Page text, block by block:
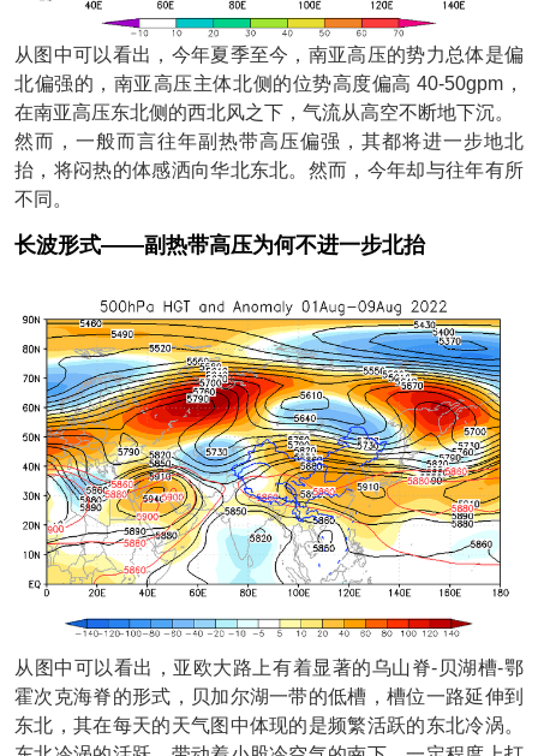
从图中可以看出，今年夏季至今，南亚高压的势力总体是偏
北偏强的，南亚高压主体北侧的位势高度偏高 40-50gpm，
在南亚高压东北侧的西北风之下，气流从高空不断地下沉。
然而，一般而言往年副热带高压偏强，其都将进一步地北
抬，将闷热的体感洒向华北东北。然而，今年却与往年有所
不同。
长波形式——副热带高压为何不进一步北抬
从图中可以看出，亚欧大路上有着显著的乌山脊-贝湖槽-鄂
霍次克海脊的形式，贝加尔湖一带的低槽，槽位一路延伸到
东北，其在每天的天气图中体现的是频繁活跃的东北冷涡。